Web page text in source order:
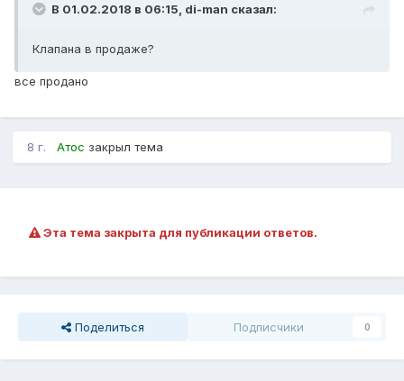
В 01.02.2018 в 06:15, di-man сказал:
Клапана в продаже?
все продано
8 г. Атос закрыл тема
Эта тема закрыта для публикации ответов.
Поделиться Подписчики 0